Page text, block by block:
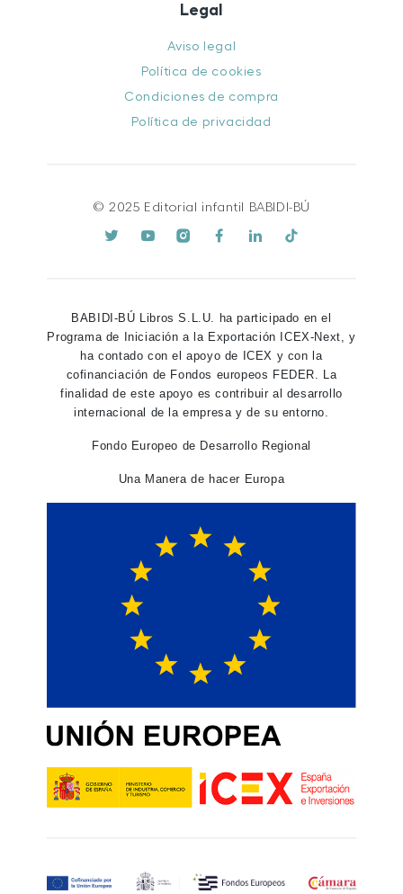
Legal
Aviso legal
Política de cookies
Condiciones de compra
Política de privacidad
© 2025 Editorial infantil BABIDI-BÚ
BABIDI-BÚ Libros S.L.U. ha participado en el
Programa de Iniciación a la Exportación ICEX-Next, y
ha contado con el apoyo de ICEX y con la
cofinanciación de Fondos europeos FEDER. La
finalidad de este apoyo es contribuir al desarrollo
internacional de la empresa y de su entorno.
Fondo Europeo de Desarrollo Regional
Una Manera de hacer Europa